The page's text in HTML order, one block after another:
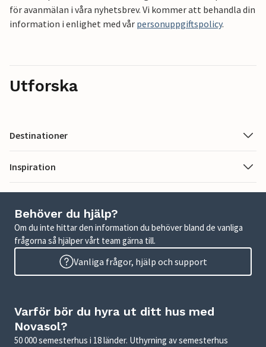
för avanmälan i våra nyhetsbrev. Vi kommer att behandla din
information i enlighet med vår personuppgiftspolicy.
Utforska
Destinationer
Inspiration
Behöver du hjälp?
Om du inte hittar den information du behöver bland de vanliga
frågorna så hjälper vårt team gärna till.
Vanliga frågor, hjälp och support
Varför bör du hyra ut ditt hus med
Novasol?
50 000 semesterhus i 18 länder. Uthyrning av semesterhus